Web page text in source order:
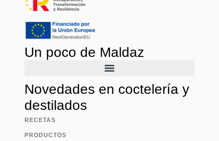
Un poco de Maldaz
Novedades en coctelería y
destilados
RECETAS
PRODUCTOS